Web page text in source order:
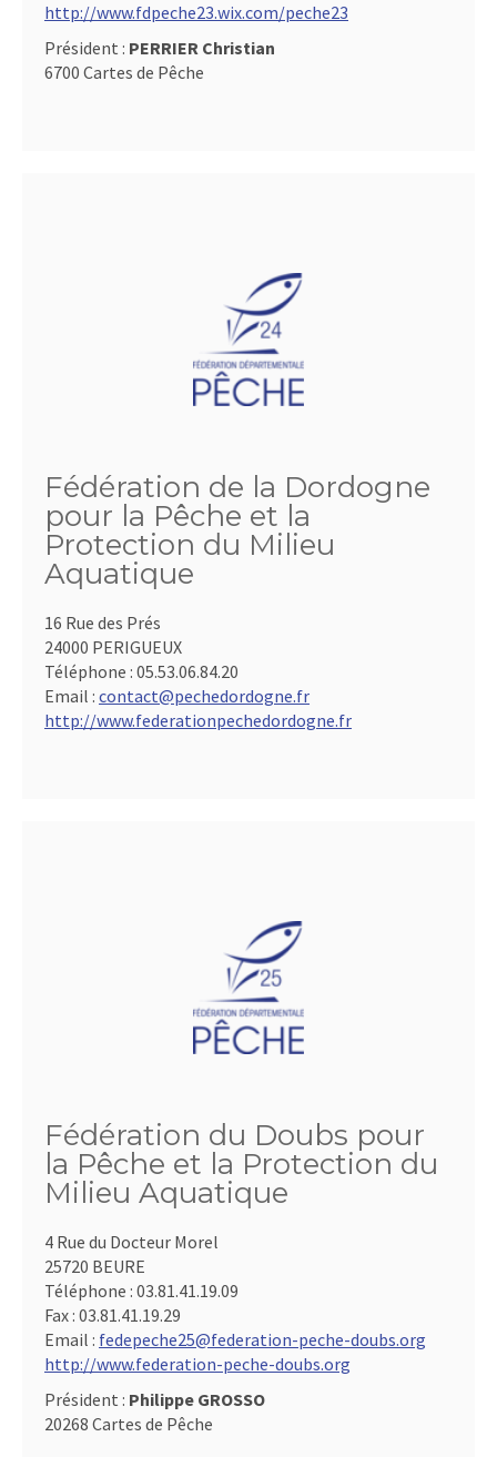
http://www.fdpeche23.wix.com/peche23
Président : PERRIER Christian
6700 Cartes de Pêche
Fédération de la Dordogne
pour la Pêche et la
Protection du Milieu
Aquatique
16 Rue des Prés
24000 PERIGUEUX
Téléphone : 05.53.06.84.20
Email : contact@pechedordogne.fr
http://www.federationpechedordogne.fr
Fédération du Doubs pour
la Pêche et la Protection du
Milieu Aquatique
4 Rue du Docteur Morel
25720 BEURE
Téléphone : 03.81.41.19.09
Fax : 03.81.41.19.29
Email : fedepeche25@federation-peche-doubs.org
http://www.federation-peche-doubs.org
Président : Philippe GROSSO
20268 Cartes de Pêche